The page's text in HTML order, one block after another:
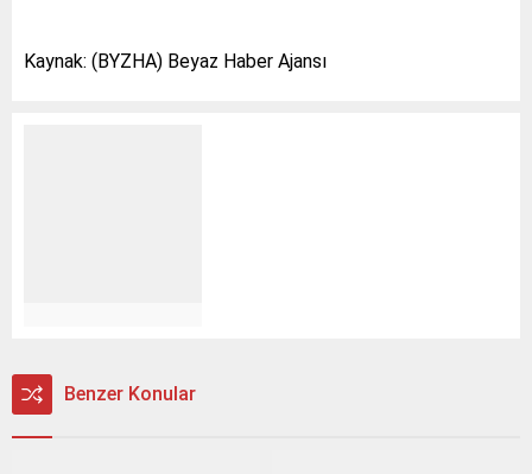
Kaynak: (BYZHA) Beyaz Haber Ajansı
Benzer Konular